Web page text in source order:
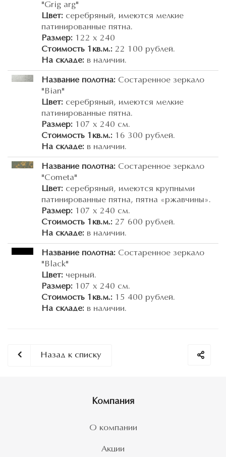
"Grig arg"
Цвет: серебряный, имеются мелкие
патинированные пятна.
Размер: 122 х 240
Стоимость 1кв.м.: 22 100 рублей.
На складе: в наличии.
Название полотна: Состаренное зеркало
"Bian"
Цвет: серебряный, имеются мелкие
патинированные пятна.
Размер: 107 х 240 см.
Стоимость 1кв.м.: 16 300 рублей.
На складе: в наличии.
Название полотна: Состаренное зеркало
"Cometa"
Цвет: серебряный, имеются крупными
патинированные пятна, пятна «ржавчины».
Размер: 107 х 240 см.
Стоимость 1кв.м.: 27 600 рублей.
На складе: в наличии.
Название полотна: Состаренное зеркало
"Black"
Цвет: черный.
Размер: 107 х 240 см.
Стоимость 1кв.м.: 15 400 рублей.
На складе: в наличии.
Назад к списку
Компания
О компании
Акции